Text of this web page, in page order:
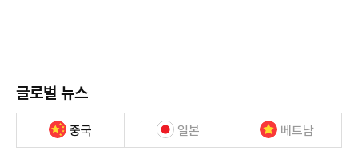
글로벌 뉴스
중국 일본 베트남